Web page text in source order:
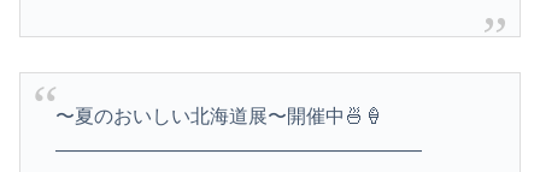
〜夏のおいしい北海道展〜開催中🍜🍦
———————————————————